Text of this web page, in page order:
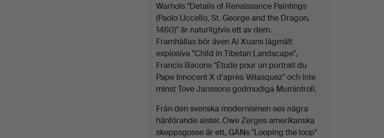
Warhols "Details of Renaissance Paintings
(Paolo Uccello, St. George and the Dragon,
1460)" är naturligtvis ett av dem.
Framhållas bör även Ai Xuans lågmält
explosiva "Child in Tibetan Landscape",
Francis Bacons "Étude pour un portrait du
Pape Innocent X d'après Vélasquez" och inte
minst Tove Janssons godmodiga Mumintroll.
Från den svenska modernismen ses några
hänförande alster. Owe Zerges amerikanska
skeppsgosse är ett, GANs "Looping the loop"